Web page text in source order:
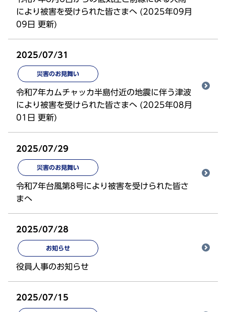
により被害を受けられた皆さまへ (2025年09月
09日 更新)
2025/07/31
災害のお見舞い
令和7年カムチャッカ半島付近の地震に伴う津波
により被害を受けられた皆さまへ (2025年08月
01日 更新)
2025/07/29
災害のお見舞い
令和7年台風第8号により被害を受けられた皆さ
まへ
2025/07/28
お知らせ
役員人事のお知らせ
2025/07/15